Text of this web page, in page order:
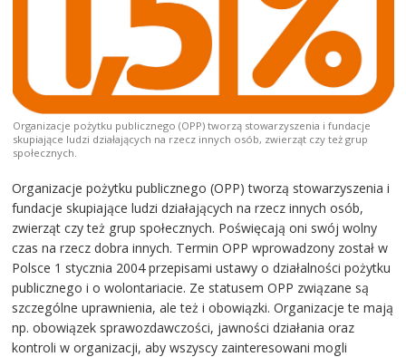
Organizacje pożytku publicznego (OPP) tworzą stowarzyszenia i fundacje
skupiające ludzi działających na rzecz innych osób, zwierząt czy też grup
społecznych.
Organizacje pożytku publicznego (OPP) tworzą stowarzyszenia i
fundacje skupiające ludzi działających na rzecz innych osób,
zwierząt czy też grup społecznych. Poświęcają oni swój wolny
czas na rzecz dobra innych. Termin OPP wprowadzony został w
Polsce 1 stycznia 2004 przepisami ustawy o działalności pożytku
publicznego i o wolontariacie. Ze statusem OPP związane są
szczególne uprawnienia, ale też i obowiązki. Organizacje te mają
np. obowiązek sprawozdawczości, jawności działania oraz
kontroli w organizacji, aby wszyscy zainteresowani mogli